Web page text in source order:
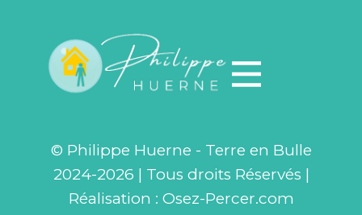
© Philippe Huerne - Terre en Bulle
2024-2026 | Tous droits Réservés |
Réalisation : Osez-Percer.com